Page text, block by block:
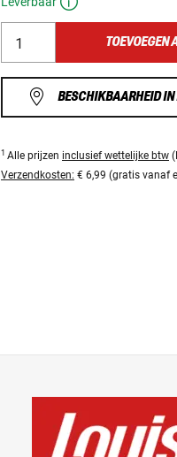
TOEVOEGEN
BESCHIKBAARHEID IN
1 Alle prijzen inclusief wettelijke btw
Verzendkosten: € 6,99 (gratis vanaf